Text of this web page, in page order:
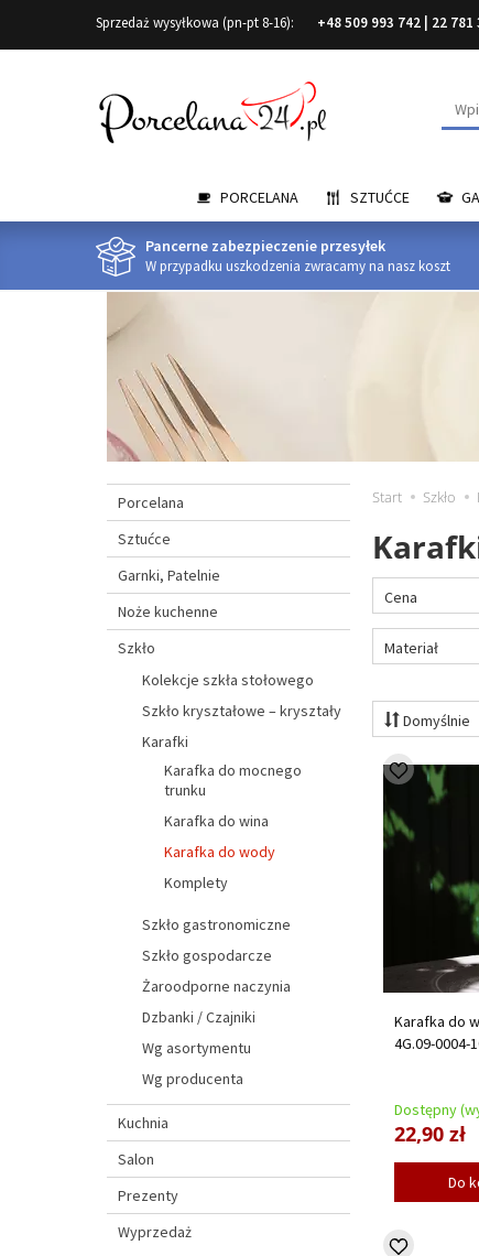
Sprzedaż wysyłkowa (pn-pt 8-16): +48 509 993 742 22 781
PORCELANA SZTUĆCE
Pancerne zabezpieczenie przesyłek
W przypadku uszkodzenia zwracamy na nasz koszt
Start Szkło
Cena
Materiał
Domyślnie
Karafka do
4G.09-0004-
Dostępny
22,90 zł
Do
Porcelana
Sztućce
Garnki, Patelnie
Noże kuchenne
Szkło
Kolekcje szkła stołowego
Szkło kryształowe – kryształy
Karafki
Karafka do mocnego
trunku
Karafka do wina
Karafka do wody
Komplety
Szkło gastronomiczne
Szkło gospodarcze
Żaroodporne naczynia
Dzbanki / Czajniki
Wg asortymentu
Wg producenta
Kuchnia
Salon
Prezenty
Wyprzedaż